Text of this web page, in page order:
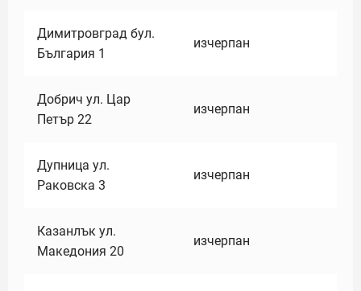
Димитровград бул.
България 1
изчерпан
Добрич ул. Цар
Петър 22
изчерпан
Дупница ул.
Раковска 3
изчерпан
Казанлък ул.
Македония 20
изчерпан